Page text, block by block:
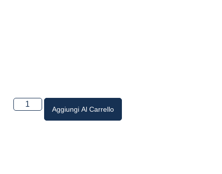
Aggiungi Al Carrello